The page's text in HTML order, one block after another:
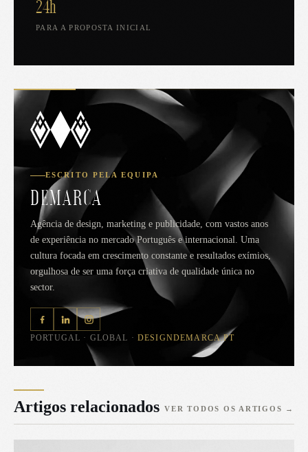
24h
PARA A PROPOSTA INICIAL
ESCRITO PELA EQUIPA
DEMARCA
Agência de design, marketing e publicidade, com vastos anos
de experiência no mercado Português e internacional. Uma
cultura focada em crescimento constante e resultados exímios,
orgulhosa de ser uma força criativa de qualidade única no
sector.
PORTUGAL · GLOBAL · DESIGNDEMARCA.PT
Artigos relacionados VER TODOS OS ARTIGOS →